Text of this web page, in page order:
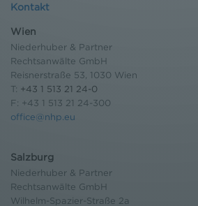
Kontakt
Wien
Niederhuber & Partner
Rechtsanwälte GmbH
Reisnerstraße 53, 1030 Wien
T: +43 1 513 21 24-0
F: +43 1 513 21 24-300
office@nhp.eu
Salzburg
Niederhuber & Partner
Rechtsanwälte GmbH
Wilhelm-Spazier-Straße 2a